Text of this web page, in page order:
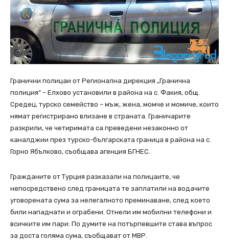
Гранични полицаи от Регионална дирекция „Гранична
полиция“ – Елхово установили в района на с. Факия, общ.
Средец, турско семейство – мъж, жена, момче и момиче, които
нямат регистрирано влизане в страната. Граничарите
разкрили, че четиримата са преведени незаконно от
каналджии през турско-българската граница в района на с.
Горно Ябълково, съобщава агенция БГНЕС.
Гражданите от Турция разказали на полицаите, че
непосредствено след границата те заплатили на водачите
уговорената сума за нелегалното преминаване, след което
били нападнати и ограбени. Отнели им мобилни телефони и
всичките им пари. По думите на потърпевшите става въпрос
за доста голяма сума, съобщават от МВР.